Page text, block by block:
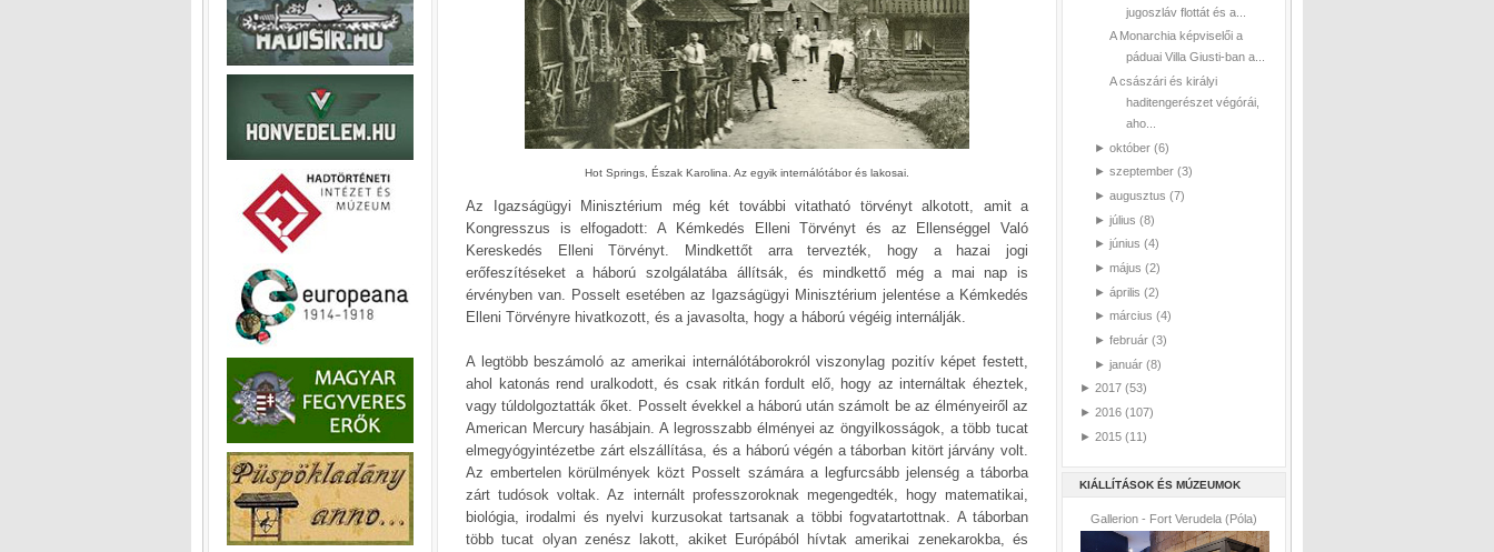
Hot Springs, Észak Karolina. Az egyik internálótábor és lakosai.
Az Igazságügyi Minisztérium még két további vitatható törvényt alkotott, amit a
Kongresszus is elfogadott: A Kémkedés Elleni Törvényt és az Ellenséggel Való
Kereskedés Elleni Törvényt. Mindkettőt arra tervezték, hogy a hazai jogi
erőfeszítéseket a háború szolgálatába állítsák, és mindkettő még a mai nap is
érvényben van. Posselt esetében az Igazságügyi Minisztérium jelentése a Kémkedés
Elleni Törvényre hivatkozott, és a javasolta, hogy a háború végéig internálják.
A legtöbb beszámoló az amerikai internálótáborokról viszonylag pozitív képet festett,
ahol katonás rend uralkodott, és csak ritkán fordult elő, hogy az internáltak éheztek,
vagy túldolgoztatták őket. Posselt évekkel a háború után számolt be az élményeiről az
American Mercury hasábjain. A legrosszabb élményei az öngyilkosságok, a több tucat
elmegyógyintézetbe zárt elszállítása, és a háború végén a táborban kitört járvány volt.
Az embertelen körülmények közt Posselt számára a legfurcsább jelenség a táborba
zárt tudósok voltak. Az internált professzoroknak megengedték, hogy matematikai,
biológia, irodalmi és nyelvi kurzusokat tartsanak a többi fogvatartottnak. A táborban
több tucat olyan zenész lakott, akiket Európából hívtak amerikai zenekarokba, és
jugoszláv flottát és a...
A Monarchia képviselői a
páduai Villa Giusti-ban a...
A császári és királyi
haditengerészet végórái,
aho...
► október (6)
► szeptember (3)
► augusztus (7)
► július (8)
► június (4)
► május (2)
► április (2)
► március (4)
► február (3)
► január (8)
► 2017 (53)
► 2016 (107)
► 2015 (11)
KIÁLLÍTÁSOK ÉS MÚZEUMOK
Gallerion - Fort Verudela (Póla)